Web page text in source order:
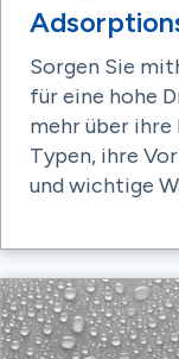
Sorgen Sie
für eine hohe
mehr über
Typen, ihre
und wichtige